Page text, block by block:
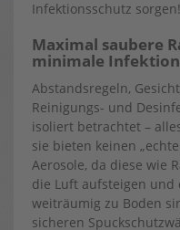
Infektionsschutz sorgen!
Maximal saubere
minimale
Abstandsregeln,
Reinigungs- und
isoliert betrachtet –
sie bieten keinen
Aerosole, da diese wie
die Luft aufsteigen und
weiträumig zu Boden
sicheren